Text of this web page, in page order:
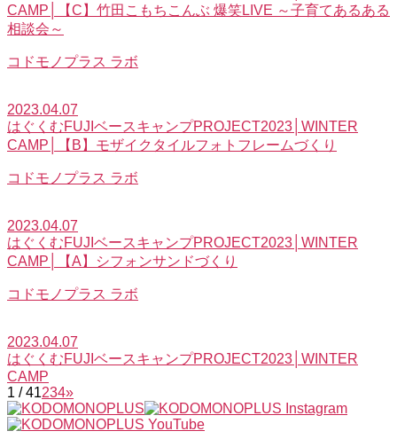
CAMP│【C】竹田こもちこんぶ 爆笑LIVE ～子育てあるある
相談会～
コドモノプラス ラボ
2023.04.07
はぐくむFUJIベースキャンプPROJECT2023│WINTER
CAMP│【B】モザイクタイルフォトフレームづくり
コドモノプラス ラボ
2023.04.07
はぐくむFUJIベースキャンプPROJECT2023│WINTER
CAMP│【A】シフォンサンドづくり
コドモノプラス ラボ
2023.04.07
はぐくむFUJIベースキャンプPROJECT2023│WINTER
CAMP
1 / 41234»